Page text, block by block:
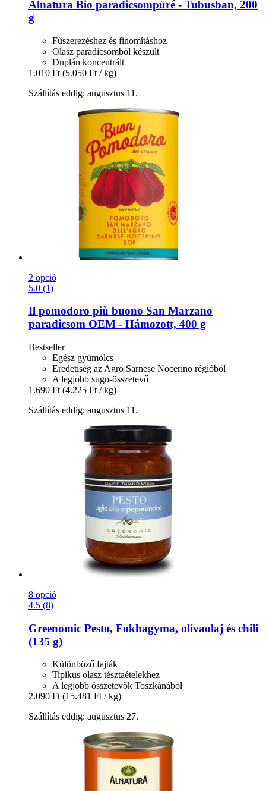
Alnatura Bio paradicsompüré -​ Tubusban, 200
g
Fűszerezéshez és finomításhoz
Olasz paradicsomból készült
Duplán koncentrált
1.010 Ft (5.050 Ft / kg)
Szállítás eddig: augusztus 11.
2 opció
5.0 (1)
Il pomodoro più buono San Marzano
paradicsom OEM -​ Hámozott, 400 g
Bestseller
Egész gyümölcs
Eredetiség az Agro Sarnese Nocerino régióból
A legjobb sugo-összetevő
1.690 Ft (4.225 Ft / kg)
Szállítás eddig: augusztus 11.
8 opció
4.5 (8)
Greenomic Pesto, Fokhagyma, olívaolaj és chili
(135 g)
Különböző fajták
Tipikus olasz tésztaételekhez
A legjobb összetevők Toszkánából
2.090 Ft (15.481 Ft / kg)
Szállítás eddig: augusztus 27.